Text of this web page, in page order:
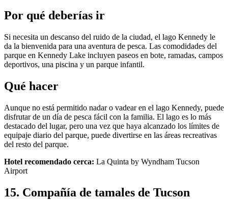
Por qué deberías ir
Si necesita un descanso del ruido de la ciudad, el lago Kennedy le
da la bienvenida para una aventura de pesca. Las comodidades del
parque en Kennedy Lake incluyen paseos en bote, ramadas, campos
deportivos, una piscina y un parque infantil.
Qué hacer
Aunque no está permitido nadar o vadear en el lago Kennedy, puede
disfrutar de un día de pesca fácil con la familia. El lago es lo más
destacado del lugar, pero una vez que haya alcanzado los límites de
equipaje diario del parque, puede divertirse en las áreas recreativas
del resto del parque.
Hotel recomendado cerca: La Quinta by Wyndham Tucson
Airport
15. Compañía de tamales de Tucson